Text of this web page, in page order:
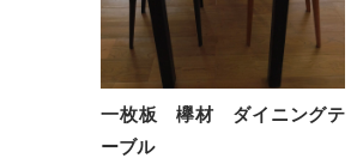
一枚板 欅材 ダイニングテ
ーブル